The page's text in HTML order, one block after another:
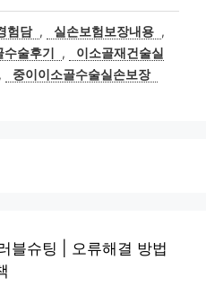
험담 , 실손보험보장내용 ,
술후기 ,
이소골재건술실
, 중이이소골수술실손보장
블슈팅 | 오류해결 방법